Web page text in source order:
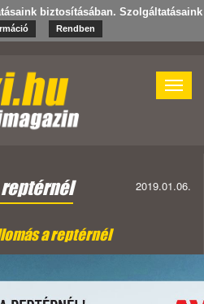
biztosításában.
Rendben
Toggle
reptérnél 2019.01.06.
a reptérnél